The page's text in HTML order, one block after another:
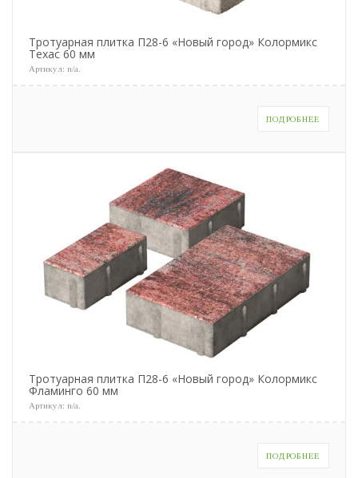
Тротуарная плитка П28-6 «Новый город» Колормикс
Техас 60 мм
Артикул: n/a
ПОДРОБНЕЕ
Тротуарная плитка П28-6 «Новый город» Колормикс
Фламинго 60 мм
Артикул: n/a
ПОДРОБНЕЕ